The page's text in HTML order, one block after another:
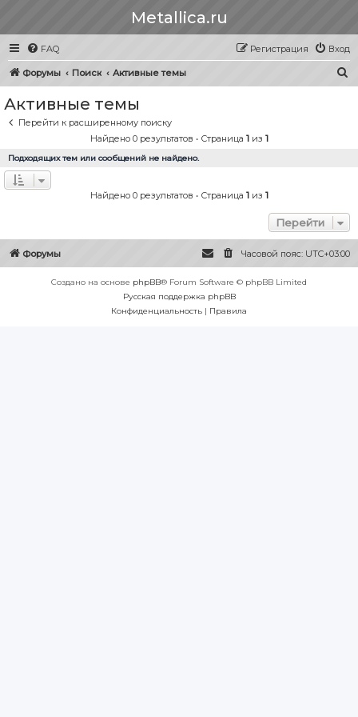
Metallica.ru
FAQ Вход
Регистрация
Форумы Поиск Активные темы
Активные темы
Перейти к расширенному поиску
Найдено 0 результатов • Страница 1из 1
Подходящих тем или сообщений не найдено.
Найдено 0 результатов • Страница 1из 1
Перейти
Форумы Часовой пояс: UTC+03:00
Создано на основе phpBB® Forum Software © phpBB Limited
Русская поддержка phpBB
Конфиденциальность | Правила